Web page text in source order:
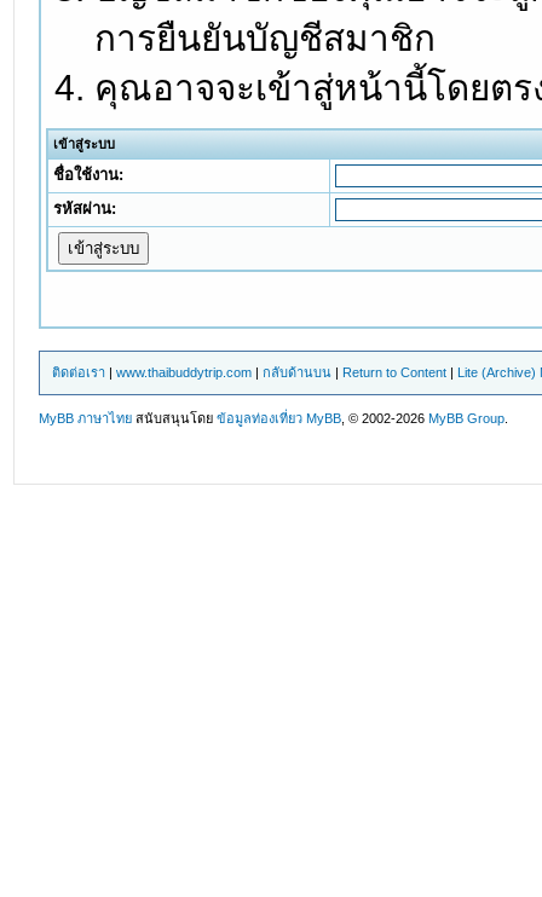
การยืนยันบัญชีสมาชิก
คุณอาจจะเข้าสู่หน้านี้โดยต
เข้าสู่ระบบ
ชื่อใช้งาน:
รหัสผ่าน:
ติดต่อเรา |www.thaibuddytrip.com |กลับด้านบน | Return to Content | Lite (Archive)
MyBB ภาษาไทย สนับสนุนโดยข้อมูลท่องเที่ยว MyBB , © 2002-2026MyBB Group